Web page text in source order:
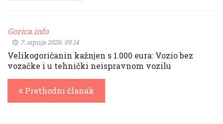
Gorica.info
7. srpnja 2026. 09:14
Velikogoričanin kažnjen s 1.000 eura: Vozio bez
vozačke i u tehnički neispravnom vozilu
Prethodni članak